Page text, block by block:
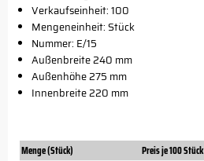
Verkaufseinheit: 100
Mengeneinheit: Stück
Nummer: E/15
Außenbreite 240 mm
Außenhöhe 275 mm
Innenbreite 220 mm
Menge (Stück) Preis je 100 Stück